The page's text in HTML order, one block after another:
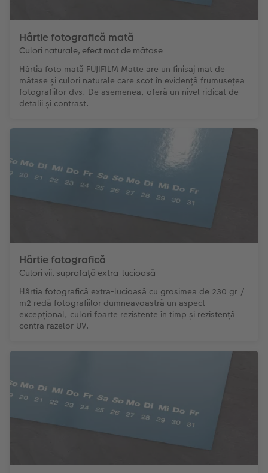
Hârtie fotografică mată
Culori naturale, efect mat de mătase
Hârtia foto mată FUJIFILM Matte are un finisaj mat de
mătase și culori naturale care scot în evidență frumusețea
fotografiilor dvs. De asemenea, oferă un nivel ridicat de
detalii și contrast.
Hârtie fotografică
Culori vii, suprafață extra-lucioasă
Hârtia fotografică extra-lucioasă cu grosimea de 230 gr /
m2 redă fotografiilor dumneavoastră un aspect
excepțional, culori foarte rezistente în timp și rezistență
contra razelor UV.